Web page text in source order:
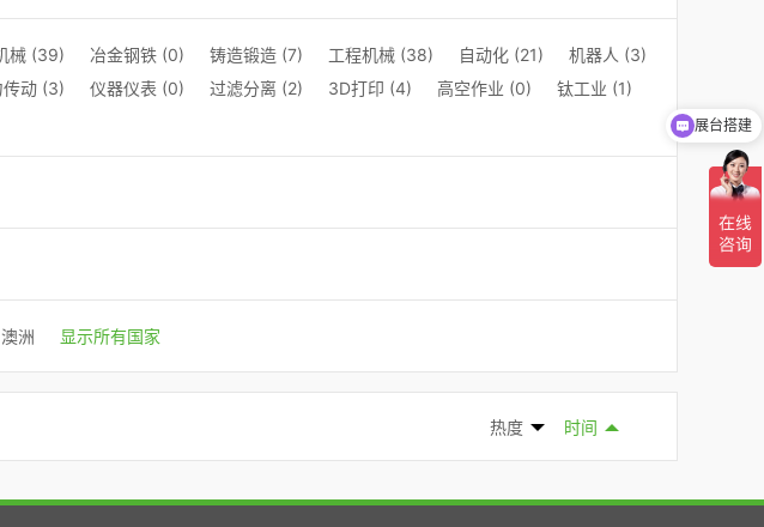
械 (39) 冶金钢铁 (0) 铸造锻造 (7) 工程机械 (38) 自动化 (21)
机器人 (3)
传动 (3) 仪器仪表 (0) 过滤分离 (2) 3D打印 (4) 高空作业 (0)
钛工业 (1)
澳洲 显示所有国家
热度 时间
展台搭建